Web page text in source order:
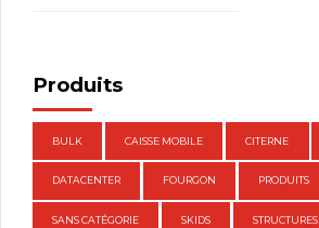
Produits
BULK CAISSE MOBILE CITERNE
DATACENTER FOURGON PRODUITS
SANS CATÉGORIE SKIDS STRUCTURES